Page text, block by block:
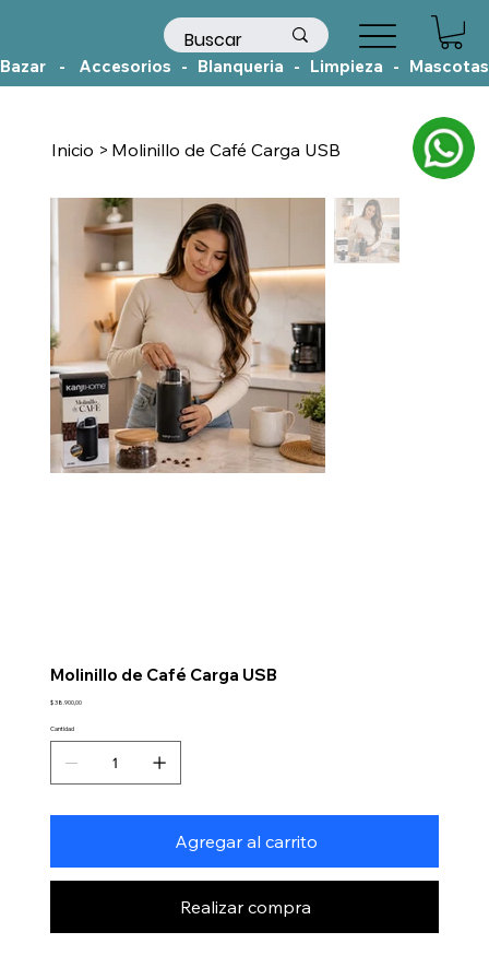
Bazar    -    Accesorios   -   Blanqueria   -   Limpieza   -
Inicio > Molinillo de Café Carga USB
Molinillo de Café Carga USB
Precio
$ 38.900,00
Cantidad
Agregar al carrito
Realizar compra